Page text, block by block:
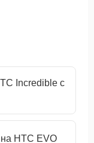
Incredible с
HTC EVO